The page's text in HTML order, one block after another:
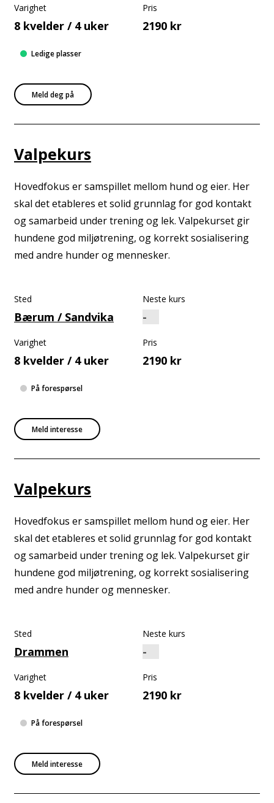
Varighet
8 kvelder / 4 uker
Pris
2190 kr
Meld deg på
Ledige plasser
Valpekurs
Hovedfokus er samspillet mellom hund og eier. Her
skal det etableres et solid grunnlag for god kontakt
og samarbeid under trening og lek. Valpekurset gir
hundene god miljøtrening, og korrekt sosialisering
med andre hunder og mennesker.
Sted
Bærum / Sandvika
Neste kurs
Varighet
8 kvelder / 4 uker
Pris
2190 kr
Meld interesse
På forespørsel
Valpekurs
Hovedfokus er samspillet mellom hund og eier. Her
skal det etableres et solid grunnlag for god kontakt
og samarbeid under trening og lek. Valpekurset gir
hundene god miljøtrening, og korrekt sosialisering
med andre hunder og mennesker.
Sted
Drammen
Neste kurs
Varighet
8 kvelder / 4 uker
Pris
2190 kr
Meld interesse
På forespørsel